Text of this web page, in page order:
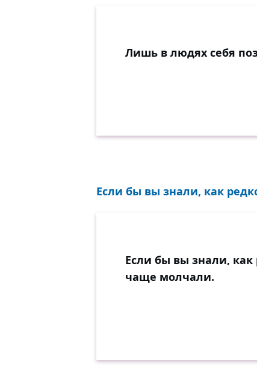
Лишь в людях себя
Если бы вы знали, как
Если бы вы знали,
чаще молчали.